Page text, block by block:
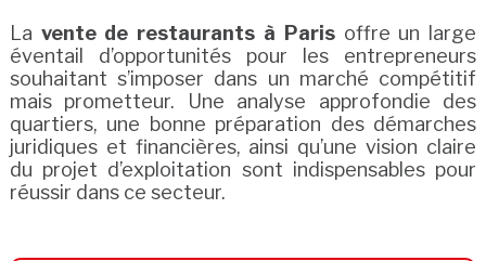
La vente de restaurants à Parisoffre un large
éventail d’opportunités pour les entrepreneurs
souhaitant s’imposer dans un marché compétitif
mais prometteur. Une analyse approfondie des
quartiers, une bonne préparation des démarches
juridiques et financières, ainsi qu’une vision claire
du projet d’exploitation sont indispensables pour
réussir dans ce secteur.